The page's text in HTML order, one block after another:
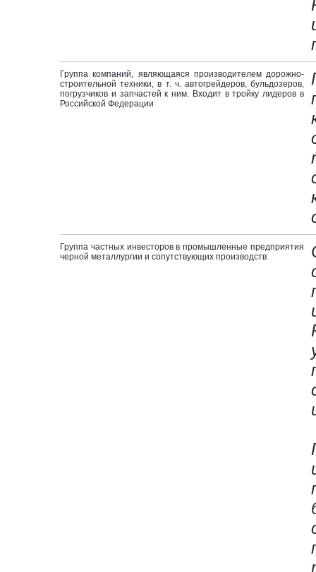
Группа компаний, являющаяся производителем дорожно-
строительной техники, в т. ч. автогрейдеров, бульдозеров,
погрузчиков и запчастей к ним. Входит в тройку лидеров в
Российской Федерации
Группа частных инвесторов в промышленные предприятия
черной металлургии и сопутствующих производств